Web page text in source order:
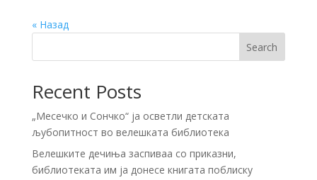
« Назад
Search
Recent Posts
„Месечко и Сончко“ ја осветли детската
љубопитност во велешката библиотека
Велешките дечиња заспиваа со приказни,
библиотеката им ја донесе книгата поблиску